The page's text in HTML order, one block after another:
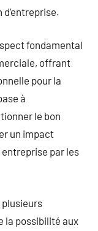
fondamental
offrant
pour la
à
le bon
un impact
par les
la possibilité aux